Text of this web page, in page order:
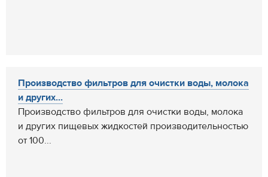
Производство фильтров для очистки воды, молока
и других...
Производство фильтров для очистки воды, молока
и других пищевых жидкостей производительностью
от 100...